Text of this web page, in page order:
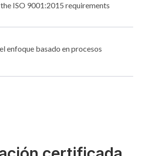
ISO 9001:2015 requirements
enfoque basado en procesos